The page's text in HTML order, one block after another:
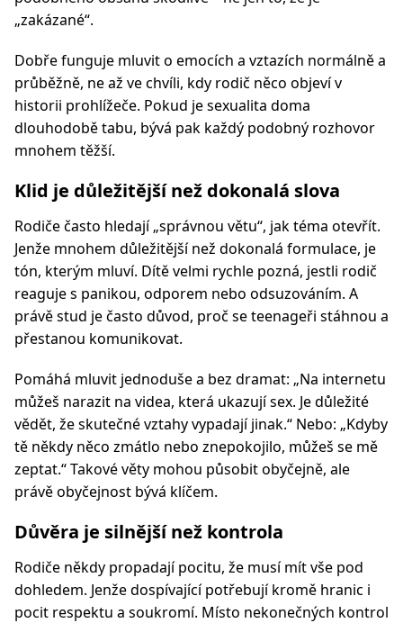
„zakázané“.
Dobře funguje mluvit o emocích a vztazích normálně a
průběžně, ne až ve chvíli, kdy rodič něco objeví v
historii prohlížeče. Pokud je sexualita doma
dlouhodobě tabu, bývá pak každý podobný rozhovor
mnohem těžší.
Klid je důležitější než dokonalá slova
Rodiče často hledají „správnou větu“, jak téma otevřít.
Jenže mnohem důležitější než dokonalá formulace, je
tón, kterým mluví. Dítě velmi rychle pozná, jestli rodič
reaguje s panikou, odporem nebo odsuzováním. A
právě stud je často důvod, proč se teenageři stáhnou a
přestanou komunikovat.
Pomáhá mluvit jednoduše a bez dramat: „Na internetu
můžeš narazit na videa, která ukazují sex. Je důležité
vědět, že skutečné vztahy vypadají jinak.“ Nebo: „Kdyby
tě někdy něco zmátlo nebo znepokojilo, můžeš se mě
zeptat.“ Takové věty mohou působit obyčejně, ale
právě obyčejnost bývá klíčem.
Důvěra je silnější než kontrola
Rodiče někdy propadají pocitu, že musí mít vše pod
dohledem. Jenže dospívající potřebují kromě hranic i
pocit respektu a soukromí. Místo nekonečných kontrol